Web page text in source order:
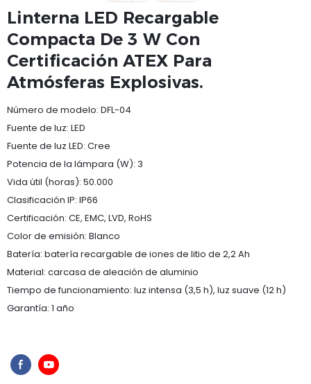
Linterna LED Recargable
Compacta De 3 W Con
Certificación ATEX Para
Atmósferas Explosivas.
Número de modelo: DFL-04
Fuente de luz: LED
Fuente de luz LED: Cree
Potencia de la lámpara (W): 3
Vida útil (horas): 50.000
Clasificación IP: IP66
Certificación: CE, EMC, LVD, RoHS
Color de emisión: Blanco
Batería: batería recargable de iones de litio de 2,2 Ah
Material: carcasa de aleación de aluminio
Tiempo de funcionamiento: luz intensa (3,5 h), luz suave (12 h)
Garantía: 1 año